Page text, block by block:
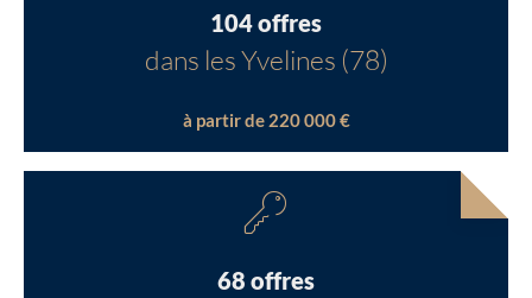
104 offres
dans les Yvelines (78)
à partir de 220 000 €
68 offres